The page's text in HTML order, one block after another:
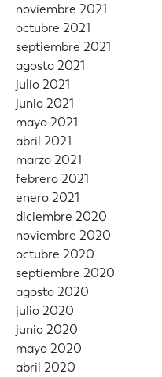
noviembre 2021
octubre 2021
septiembre 2021
agosto 2021
julio 2021
junio 2021
mayo 2021
abril 2021
marzo 2021
febrero 2021
enero 2021
diciembre 2020
noviembre 2020
octubre 2020
septiembre 2020
agosto 2020
julio 2020
junio 2020
mayo 2020
abril 2020